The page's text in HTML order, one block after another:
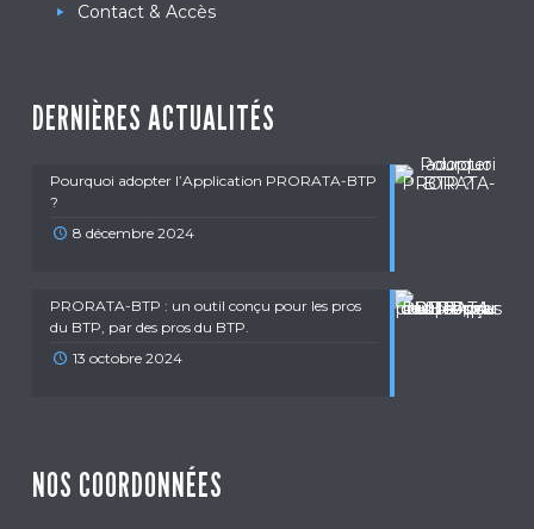
Contact & Accès
DERNIÈRES ACTUALITÉS
Pourquoi adopter l’Application PRORATA-BTP
?
8 décembre 2024
PRORATA-BTP : un outil conçu pour les pros
du BTP, par des pros du BTP.
13 octobre 2024
NOS COORDONNÉES